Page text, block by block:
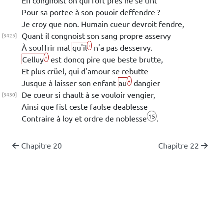
Pour sa portee à son pouoir deffendre ?
Je croy que non. Humain cueur devroit fendre,
[3425] Quant il congnoist son sang propre asservy
À souffrir mal qu'il+ n'a pas desservy.
Celluy+ est doncq pire que beste brutte,
Et plus crüel, qui d'amour se rebutte
Jusque à laisser son enfant au + dangier
[3430]
De cueur si chault à se vouloir vengier,
Ainsi que fist ceste faulse deablesse
Contraire à loy et ordre de noblesse 15 .
Chapitre 20 Chapitre 22